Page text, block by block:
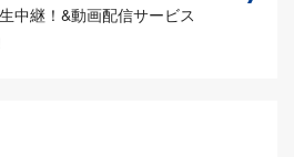
中継！&動画配信サービス